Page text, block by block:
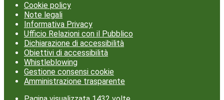
Cookie policy
Note legali
Informativa Privacy
Ufficio Relazioni con il Pubblico
Dichiarazione di accessibilità
Obiettivi di accessibilità
Whistleblowing
Gestione consensi cookie
Amministrazione trasparente